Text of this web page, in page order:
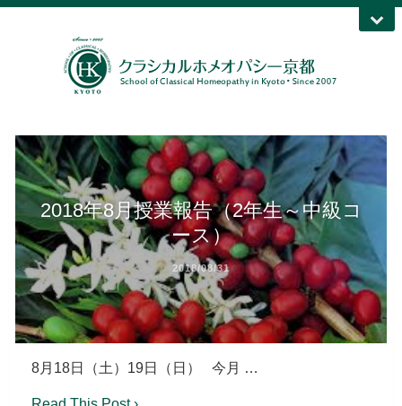
2018年8月授業報告（2年生～中級コ
ース）
2018/08/31
8月18日（土）19日（日） 今月 …